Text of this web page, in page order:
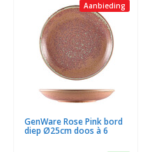
Aanbieding
GenWare Rose Pink bord
diep Ø25cm doos à 6